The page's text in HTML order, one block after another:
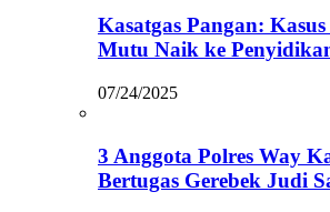
Kasatgas Pangan:
Mutu Naik ke
07/24/2025
3 Anggota Polres Way
Bertugas Gerebek Judi